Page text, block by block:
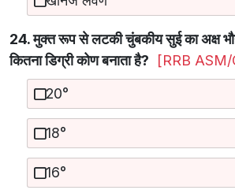
24. मुक्त रूप से लटकी चुंबकीय सुई का अक्ष
कितना डिग्री कोण बनाता है?
[RRB
20°
18°
16°